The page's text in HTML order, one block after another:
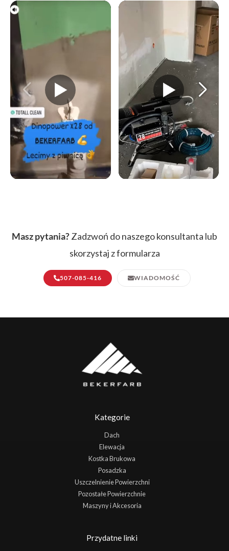
Masz pytania?Zadzwoń do naszego konsultanta lub
skorzystaj z formularza
507-085-416 WIADOMOŚĆ
Kategorie
Dach
Elewacja
Kostka Brukowa
Posadzka
Uszczelnienie Powierzchni
Pozostałe Powierzchnie
Maszyny i Akcesoria
Przydatne linki